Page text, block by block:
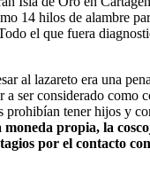
14 hilos de alambre
el que fuera
al lazareto era una
a ser considerado como
prohibían tener hijos y
moneda propia, la
por el contacto